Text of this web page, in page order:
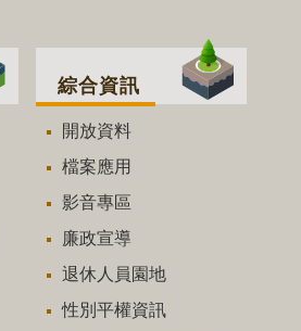
綜合資訊
開放資料
檔案應用
影音專區
廉政宣導
退休人員園地
性別平權資訊